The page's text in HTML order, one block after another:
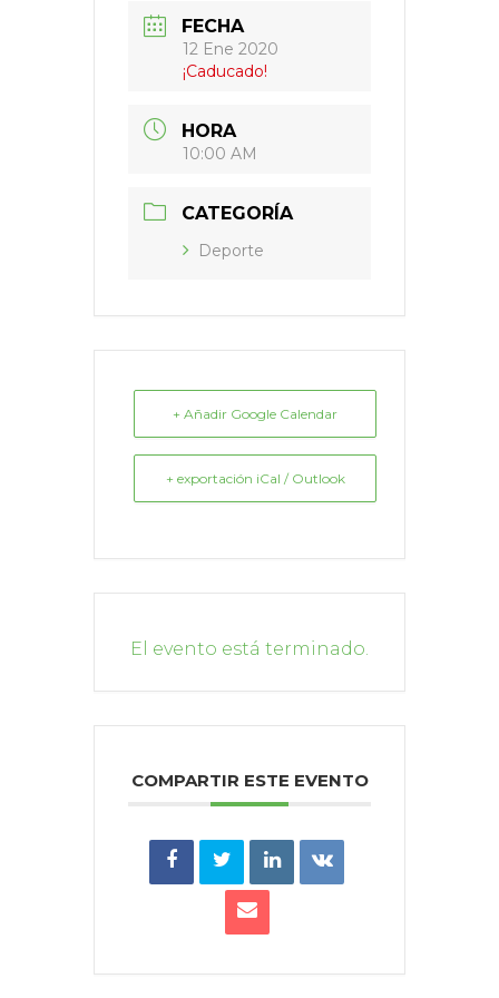
FECHA
12 Ene 2020
¡Caducado!
HORA
10:00 AM
CATEGORÍA
Deporte
+ Añadir Google Calendar
+ exportación iCal / Outlook
El evento está terminado.
COMPARTIR ESTE EVENTO